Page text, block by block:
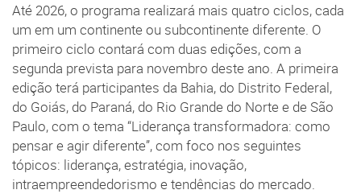
Até 2026, o programa realizará mais quatro ciclos, cada
um em um continente ou subcontinente diferente. O
primeiro ciclo contará com duas edições, com a
segunda prevista para novembro deste ano. A primeira
edição terá participantes da Bahia, do Distrito Federal,
do Goiás, do Paraná, do Rio Grande do Norte e de São
Paulo, com o tema “Liderança transformadora: como
pensar e agir diferente”, com foco nos seguintes
tópicos: liderança, estratégia, inovação,
intraempreendedorismo e tendências do mercado.